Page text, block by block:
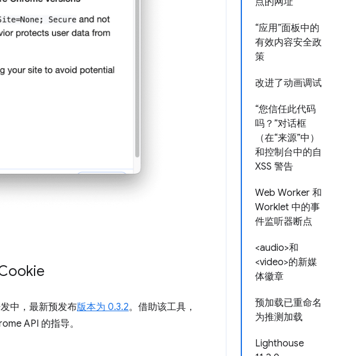
“应用”面板中的
有效内容安全政
策
改进了动画调试
“您信任此代码
吗？”对话框
（在“来源”中）
和控制台中的自
XSS 警告
Web Worker 和
Worklet 中的事
件监听器断点
<audio>和
<video>的新媒
体徽章
预加载已重命名
为推测加载
Lighthouse
中，最新预发布版本为 0.3.2。借助该工具，
API 的指导。